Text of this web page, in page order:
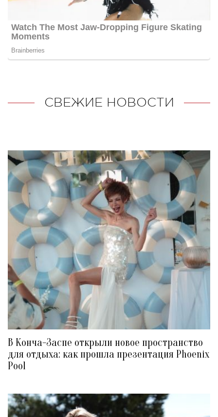
СВЕЖИЕ НОВОСТИ
В Конча-Заспе открыли новое пространство
для отдыха: как прошла презентация Phoenix
Pool